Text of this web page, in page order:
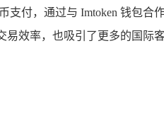
支付，通过与 Imtoken 钱包
效率，也吸引了更多的国际